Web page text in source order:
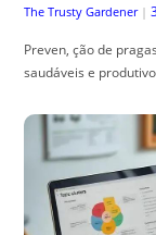
The Trusty Gardener |
Preven, ção de
saudáveis e